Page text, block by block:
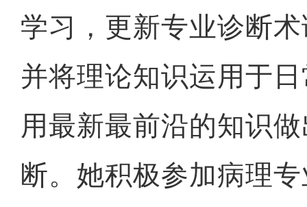
学习，更新专业诊断
并将理论知识运用于
用最新最前沿的知识
断。她积极参加病理